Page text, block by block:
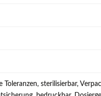
sterilisierbar,